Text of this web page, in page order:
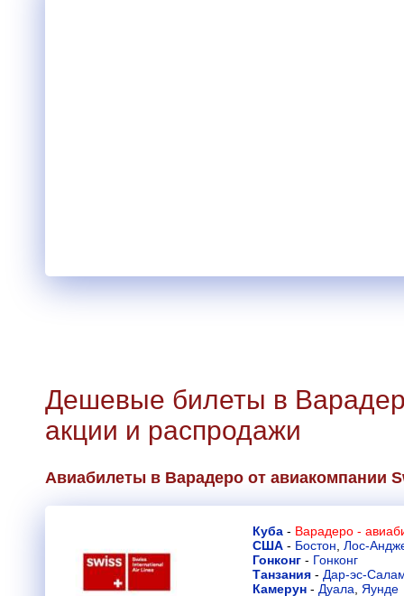
Дешевые билеты в
акции и распродажи
Авиабилеты в Варадеро от авиакомпании
Куба - Варадеро -
США - Бостон Лос-
Гонконг - Гонконг
Танзания - Дар-эс-
Камерун - Дуала
Яунде